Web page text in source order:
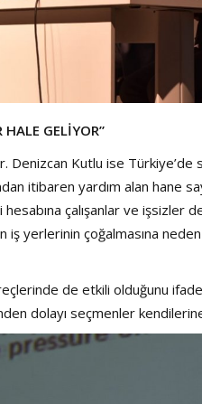
GELİYOR”
Denizcan Kutlu ise Türkiye’de
itibaren yardım alan hane
çalışanlar ve işsizler
iş yerlerinin çoğalmasına
de etkili olduğunu
dolayı seçmenler